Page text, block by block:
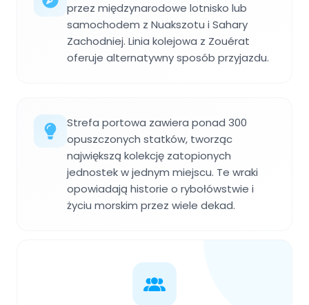
przez międzynarodowe lotnisko lub
samochodem z Nuakszotu i Sahary
Zachodniej. Linia kolejowa z Zouérat
oferuje alternatywny sposób przyjazdu.
Strefa portowa zawiera ponad 300
opuszczonych statków, tworząc
największą kolekcję zatopionych
jednostek w jednym miejscu. Te wraki
opowiadają historie o rybołówstwie i
życiu morskim przez wiele dekad.